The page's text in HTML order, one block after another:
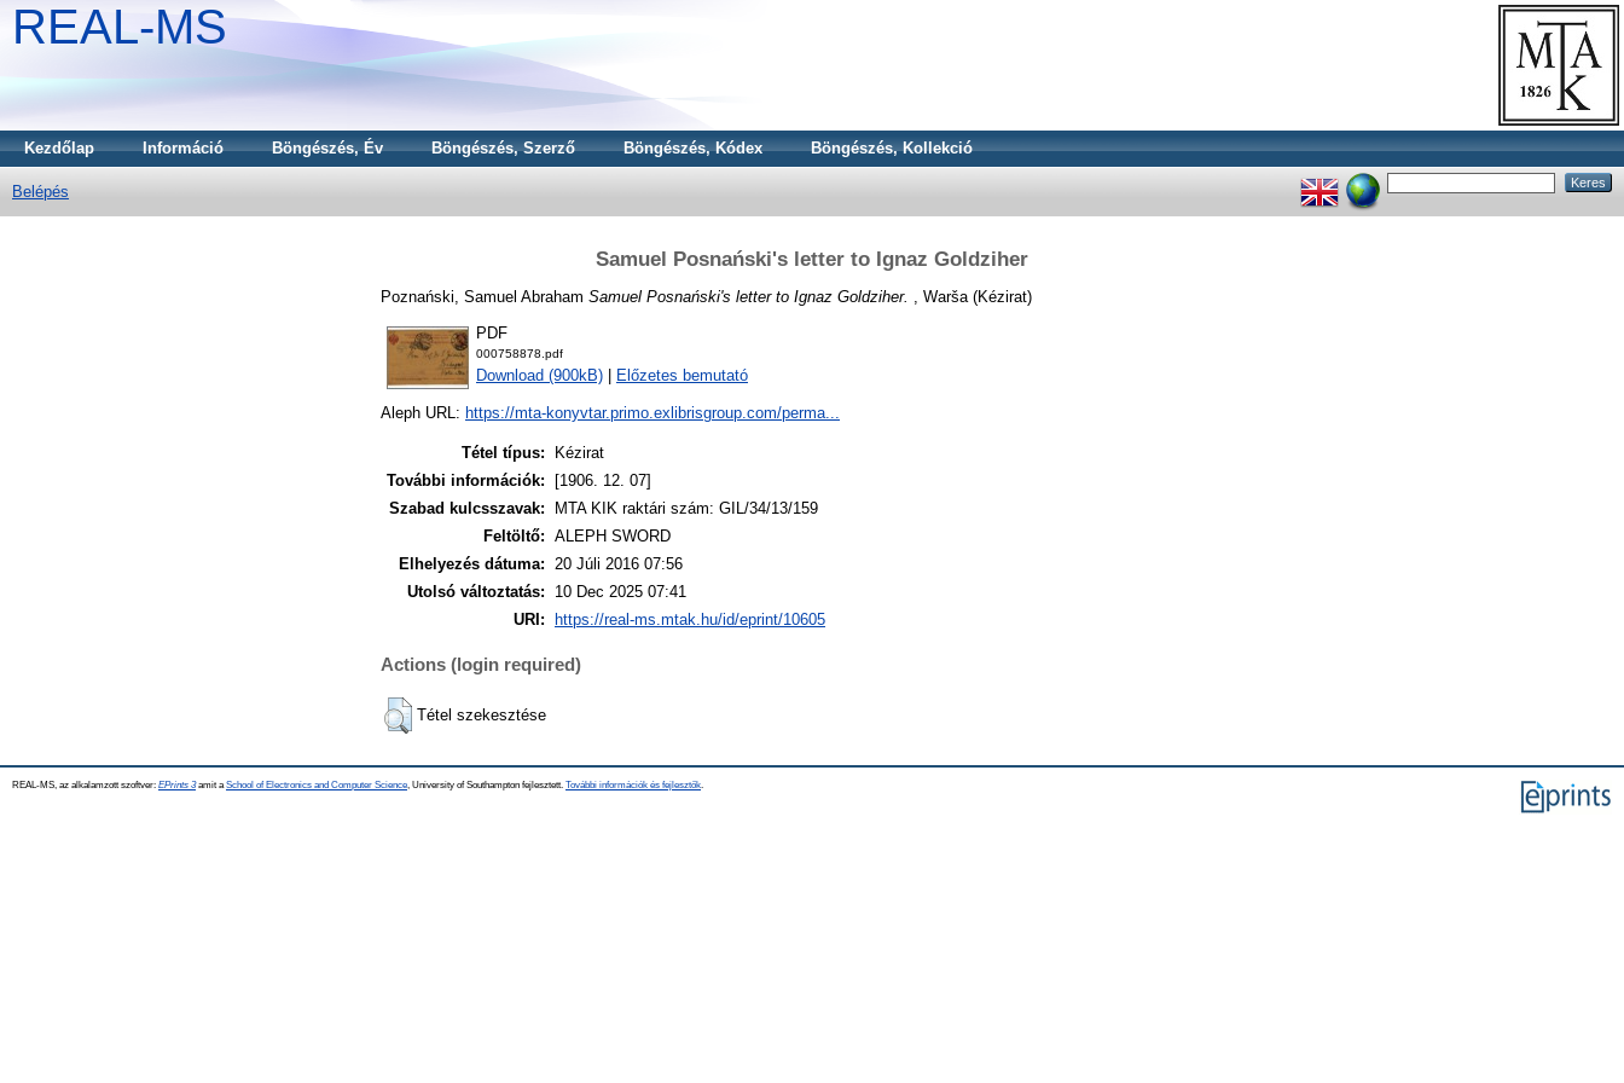
REAL-MS
Kezdőlap Információ Böngészés, Év Böngészés, Szerző Böngészés, Kódex Böngészés, Kollekció
Belépés
Samuel Posnański's letter to Ignaz Goldziher
Poznański, Samuel Abraham Samuel Posnański's letter to Ignaz Goldziher. , Warša (Kézirat)
PDF
000758878.pdf
Download (900kB) Előzetes bemutató
Aleph URL: https://mta-konyvtar.primo.exlibrisgroup.com/perma...
Tétel típus:
Kézirat
További információk:
[1906. 12. 07]
Szabad kulcsszavak:
MTA KIK raktári szám: GIL/34/13/159
Feltöltő: ALEPH SWORD
Elhelyezés dátuma: 20 Júli 2016 07:56
Utolsó változtatás:
10 Dec 2025 07:41
URI:
https://real-ms.mtak.hu/id/eprint/10605
Actions (login required)
Tétel szekesztése
REAL-MS, az alkalamzott szoftver: EPrints 3amit a School of Electronics and Computer Science , University of Southampton fejlesztett. További információk és fejlesztők